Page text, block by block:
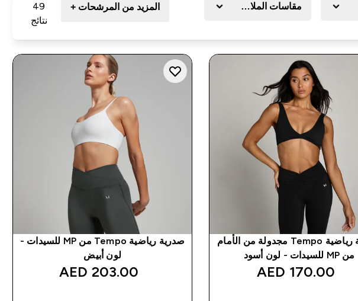
مقاسات الملابس المزيد من المرشحات +
49
نتائج
صدرية رياضية Tempo مجدولة من الأمام
من MP للسيدات - لون أسود
170.00 AED‎
صدرية رياضية Tempo من MP للسيدات -
لون أبيض
203.00 AED‎